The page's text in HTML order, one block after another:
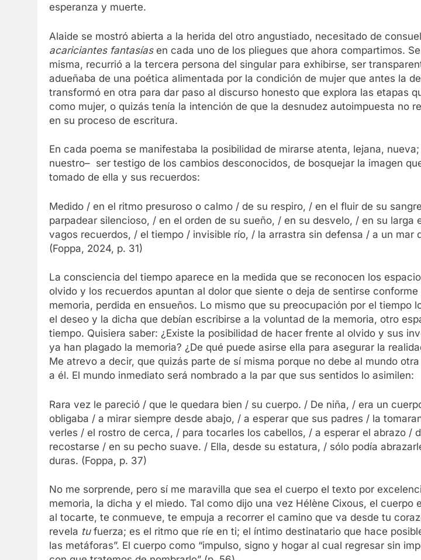
esperanza y muerte.
Alaide se mostró abierta a la herida del otro angustiado, necesitado de
acariciantes fantasíasen cada uno de los pliegues que ahora compartimos.
misma, recurrió a la tercera persona del singular para exhibirse, ser
adueñaba de una poética alimentada por la condición de mujer que antes la
transformó en otra para dar paso al discurso honesto que explora las etapas
como mujer, o quizás tenía la intención de que la desnudez autoimpuesta no
en su proceso de escritura.
En cada poema se manifestaba la posibilidad de mirarse atenta, lejana,
nuestro– ser testigo de los cambios desconocidos, de bosquejar la imagen
tomado de ella y sus recuerdos:
Medido / en el ritmo presuroso o calmo / de su respiro, / en el fluir de su
parpadear silencioso, / en el orden de su sueño, / en su desvelo, / en su larga
vagos recuerdos, / el tiempo / invisible río, / la arrastra sin defensa / a un mar
(Foppa, 2024, p. 31)
La consciencia del tiempo aparece en la medida que se reconocen los
olvido y los recuerdos apuntan al dolor que siente o deja de sentirse conforme
memoria, perdida en ensueños. Lo mismo que su preocupación por el tiempo
el deseo y la dicha que debían escribirse a la voluntad de la memoria, otro
tiempo. Quisiera saber: ¿Existe la posibilidad de hacer frente al olvido y sus
ya han plagado la memoria? ¿De qué puede asirse ella para asegurar la
Me atrevo a decir, que quizás parte de sí misma porque no debe al mundo
a él. El mundo inmediato será nombrado a la par que sus sentidos lo asimilen:
Rara vez le pareció / que le quedara bien / su cuerpo. / De niña, / era un
obligaba / a mirar siempre desde abajo, / a esperar que sus padres / la
verles / el rostro de cerca, / para tocarles los cabellos, / a esperar el abrazo /
recostarse / en su pecho suave. / Ella, desde su estatura, / sólo podía
duras. (Foppa, p. 37)
No me sorprende, pero sí me maravilla que sea el cuerpo el texto por
memoria, la dicha y el miedo. Tal como dijo una vez Hélène Cixous, el cuerpo
al tocarte, te conmueve, te empuja a recorrer el camino que va desde tu
revela tufuerza; es el ritmo que ríe en ti; el íntimo destinatario que hace
las metáforas”. El cuerpo como “impulso, signo y hogar al cual regresar sin